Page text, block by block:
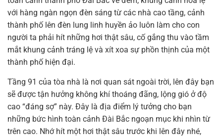
với hàng ngàn ngọn đèn sáng từ các nhà cao tầng, cảnh
thành phố lên đèn lung linh huyền ảo luôn làm cho con
người ta phải hít những hơi thật sâu, cố gắng thu vào tầm
mắt khung cảnh tráng lệ và xít xoa sự phồn thịnh của một
thành phố hiện đại.
Tầng 91 của tòa nhà là nơi quan sát ngoài trời, lên đây bạn
sẽ được tận hưởng không khí thoáng đãng, lộng gió ở độ
cao “đáng sợ” này. Đây là địa điểm lý tưởng cho bạn
những bức hình toàn cảnh Đài Bắc ngoạn mục khi nhìn từ
trên cao. Nhớ hít một hơi thật sâu trước khi lên đây nhé,